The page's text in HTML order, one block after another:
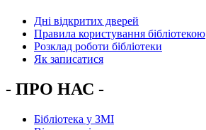
Дні відкритих дверей
Правила користування бібліотекою
Розклад роботи бібліотеки
Як записатися
- ПРО НАС -
Бібліотека у ЗМІ